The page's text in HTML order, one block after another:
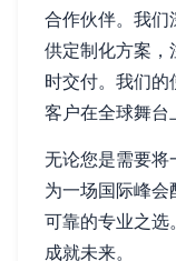
合作伙伴。我们
供定制化方案，
时交付。我们的
客户在全球舞台
无论您是需要将
为一场国际峰
可靠的专业之选
成就未来。